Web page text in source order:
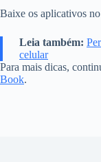
Baixe os aplicativos no
Leia também:
celular
Para mais dicas,
Book.